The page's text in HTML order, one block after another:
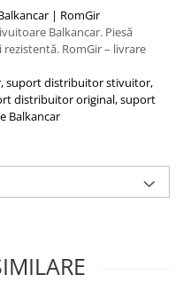
| RomGir
Balkancar. Piesă
RomGir – livrare
suport distribuitor stivuitor,
distribuitor original, suport
Balkancar